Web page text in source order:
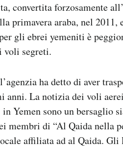
convertita forzosamente
primavera araba, nel
gli ebrei yemeniti è
voli segreti.
ha detto di aver
La notizia dei voli
Yemen sono un bersaglio
membri di “Al Qaida nella
affiliata ad al Qaida.